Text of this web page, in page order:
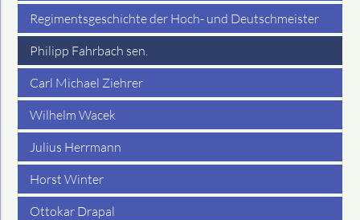
Regimentsgeschichte der Hoch- und Deutschmeister
Philipp Fahrbach sen.
Carl Michael Ziehrer
Wilhelm Wacek
Julius Herrmann
Horst Winter
Ottokar Drapal